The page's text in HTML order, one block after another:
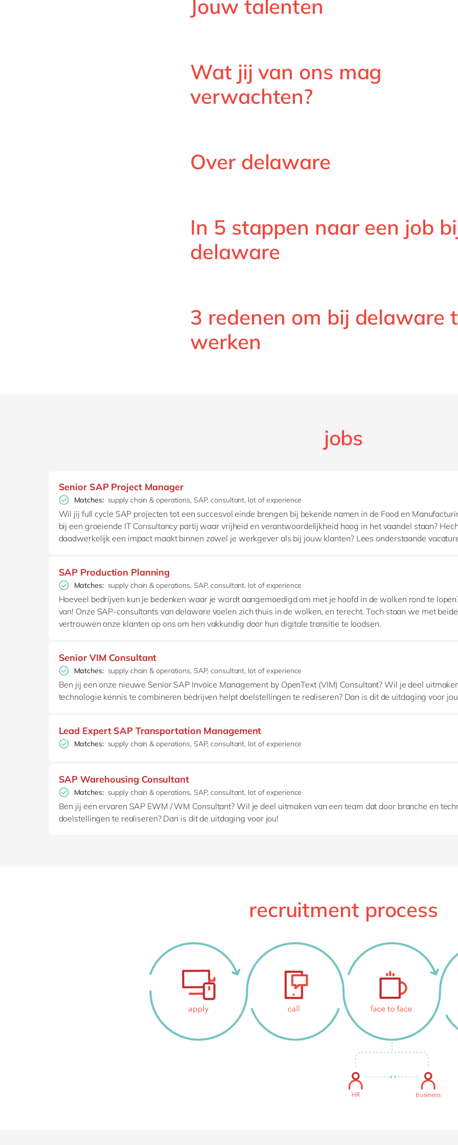
Jouw talenten
Wat jij van ons mag
verwachten?
Over delaware
In 5 stappen naar een job
delaware
3 redenen om bij delaware
werken
jobs
Senior SAP Project Manager
Matches: supply chain & operations, SAP, consultant, lot of experience
Wil jij full cycle SAP projecten tot een succesvol einde brengen bij bekende namen in de Food en
bij een groeiende IT Consultancy partij waar vrijheid en verantwoordelijkheid hoog in het vaandel staan?
daadwerkelijk een impact maakt binnen zowel je werkgever als bij jouw klanten? Lees onderstaande
SAP Production Planning
Matches: supply chain & operations, SAP, consultant, lot of experience
Hoeveel bedrijven kun je bedenken waar je wordt aangemoedigd om met je hoofd in de wolken rond te
van! Onze SAP-consultants van delaware voelen zich thuis in de wolken, en terecht. Toch staan we met
vertrouwen onze klanten op ons om hen vakkundig door hun digitale transitie te loodsen.
Senior VIM Consultant
Matches: supply chain & operations, SAP, consultant, lot of experience
Ben jij een onze nieuwe Senior SAP Invoice Management by OpenText (VIM) Consultant? Wil je deel
technologie kennis te combineren bedrijven helpt doelstellingen te realiseren? Dan is dit de uitdaging voor
Lead Expert SAP Transportation Management
Matches: supply chain & operations, SAP, consultant, lot of experience
SAP Warehousing Consultant
Matches: supply chain & operations, SAP, consultant, lot of experience
Ben jij een ervaren SAP EWM / WM Consultant? Wil je deel uitmaken van een team dat door branche en
doelstellingen te realiseren? Dan is dit de uitdaging voor jou!
recruitment process